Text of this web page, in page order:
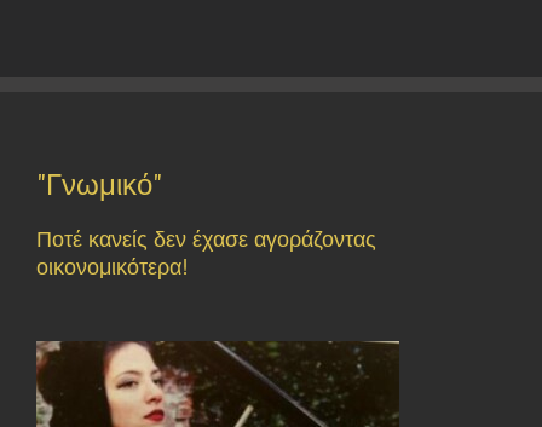
"Γνωμικό"
οικονομικότερα!